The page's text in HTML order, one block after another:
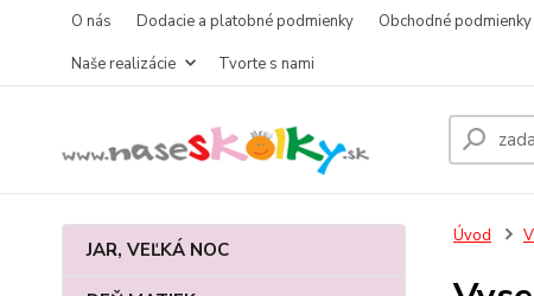
O nás Dodacie a platobné podmienky Obchodné podmienky
Naše realizácie
Tvorte s nami
JAR, VEĽKÁ NOC
Úvod